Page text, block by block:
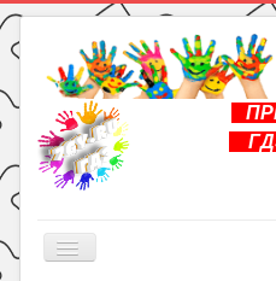
Включить/